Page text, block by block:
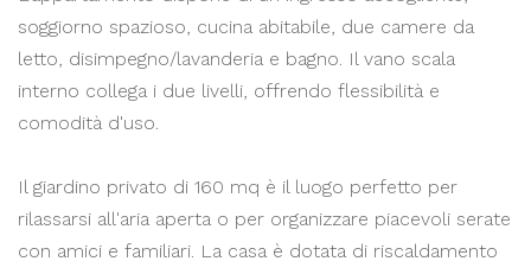
soggiorno spazioso, cucina abitabile, due camere da
letto, disimpegno/lavanderia e bagno. Il vano scala
interno collega i due livelli, offrendo flessibilità e
comodità d'uso.
Il giardino privato di 160 mq è il luogo perfetto per
rilassarsi all'aria aperta o per organizzare piacevoli serate
con amici e familiari. La casa è dotata di riscaldamento